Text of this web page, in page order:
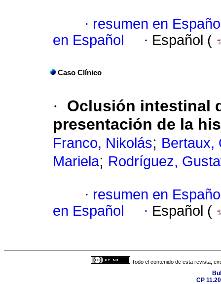
· resumen en
en Español
· Español (
Caso Clínico
·
Oclusión intestinal
presentación de la
Franco, Nikolás; Bertaux,
Mariela; Rodríguez,
· resumen en
en Español
· Español (
Todo el contenido de esta revista,
CP